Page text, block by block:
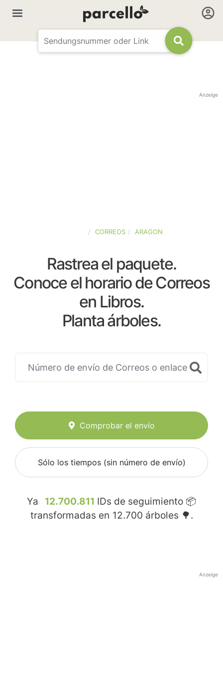
Anzeige
CORREOS ARAGON
Rastrea el paquete.
Conoce el horario de Correos
en Libros.
Planta árboles.
Comprobar el envío
Sólo los tiempos (sin número de envío)
Ya 12.700.811 IDs de seguimiento 📦
transformadas en 12.700 árboles 🌳.
Anzeige